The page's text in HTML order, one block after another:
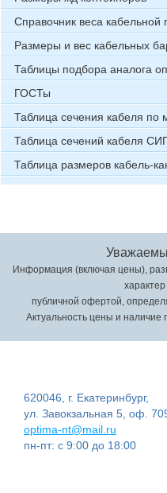
Справочник веса кабельной
Размеры и вес кабельных
Таблицы подбора аналога
ГОСТы
Таблица сечения кабеля по
Таблица сечений кабеля
Таблица размеров кабель-
Информация (включая цены),
публичной офертой,
Актуальность цены и наличие
620046, г. Екатеринбург,
ул. Завокзальная 5, оф.
optima-nt@mail.ru
пн-пт: с 9:00 до 18:00